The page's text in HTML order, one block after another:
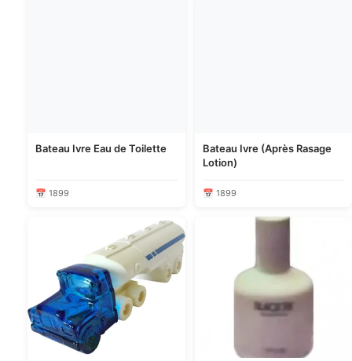
Bateau Ivre Eau de Toilette
📅 1899
Bateau Ivre (Après Rasage
Lotion)
📅 1899